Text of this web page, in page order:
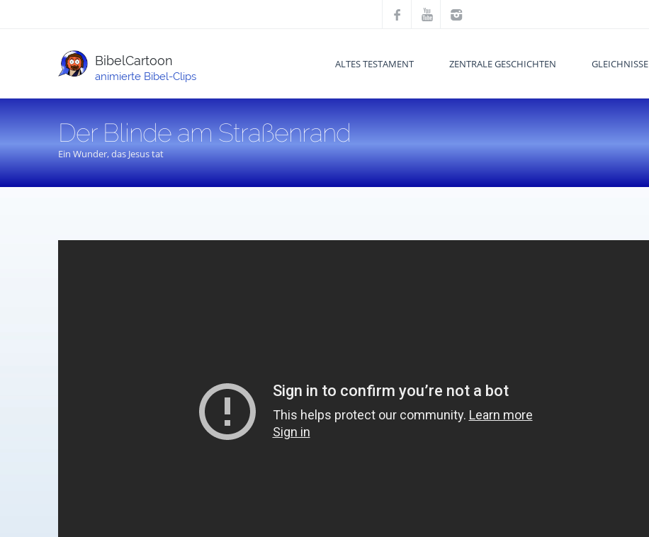
BibelCartoon
animierte Bibel-Clips
ALTES TESTAMENT ZENTRALE GESCHICHTEN GLEICHNISSE
Der Blinde am Straßenrand
Ein Wunder, das Jesus tat